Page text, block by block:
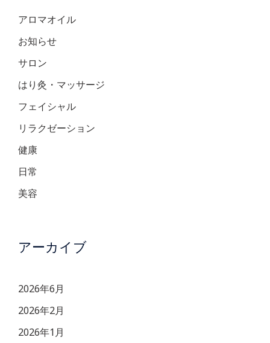
アロマオイル
お知らせ
サロン
はり灸・マッサージ
フェイシャル
リラクゼーション
健康
日常
美容
アーカイブ
2026年6月
2026年2月
2026年1月